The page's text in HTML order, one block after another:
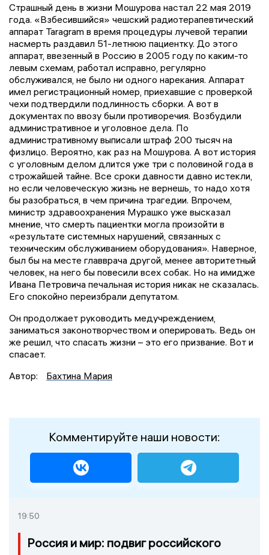
Страшный день в жизни Мошурова настал 22 мая 2019
года. «Взбесившийся» чешcкий радиотерапевтический
аппарат Taragram в время процедуры лучевой терапии
насмерть раздавил 51-летнюю пациентку. До этого
аппарат, ввезенный в Россию в 2005 году по каким-то
левым схемам, работал исправно, регулярно
обслуживался, не было ни одного нарекания. Аппарат
имел регистрационный номер, приехавшие с проверкой
чехи подтвердили подлинность сборки. А вот в
документах по ввозу были противоречия. Возбудили
административное и уголовное дела. По
административному выписали штраф 200 тысяч на
физлицо. Вероятно, как раз на Мошурова. А вот история
с уголовным делом длится уже три с половиной года в
строжайшей тайне. Все сроки давности давно истекли,
но если человеческую жизнь не вернешь, то надо хотя
бы разобраться, в чем причина трагедии. Впрочем,
министр здравоохранения Мурашко уже высказал
мнение, что смерть пациентки могла произойти в
«результате системных нарушений, связанных с
техническим обслуживанием оборудования». Наверное,
был бы на месте главврача другой, менее авторитетный
человек, на него бы повесили всех собак. Но на имидже
Ивана Петровича печальная история никак не сказалась.
Его спокойно переизбрали депутатом.
Он продолжает руководить медучреждением,
заниматься законотворчеством и оперировать. Ведь он
же решил, что спасать жизни – это его призвание. Вот и
спасает.
Автор:
Бахтина Мария
Комментируйте наши новости:
19:50
Россия и мир: подвиг российского